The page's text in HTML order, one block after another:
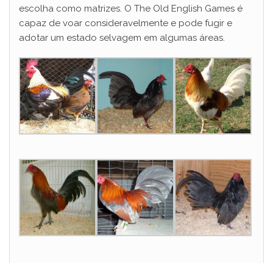
escolha como matrizes. O The Old English Games é
capaz de voar consideravelmente e pode fugir e
adotar um estado selvagem em algumas áreas.